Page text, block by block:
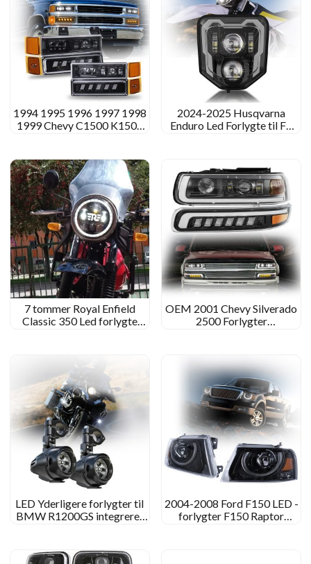
1994 1995 1996 1997 1998
1999 Chevy C1500 K1500
2024-2025 Husqvarna
Enduro Led Forlygte til FE
7 tommer Royal Enfield
Classic 350 Led forlygte
OEM 2001 Chevy Silverado
2500 Forlygter
LED Yderligere forlygter til
BMW R1200GS integreret
2004-2008 Ford F150 LED -
forlygter F150 Raptor